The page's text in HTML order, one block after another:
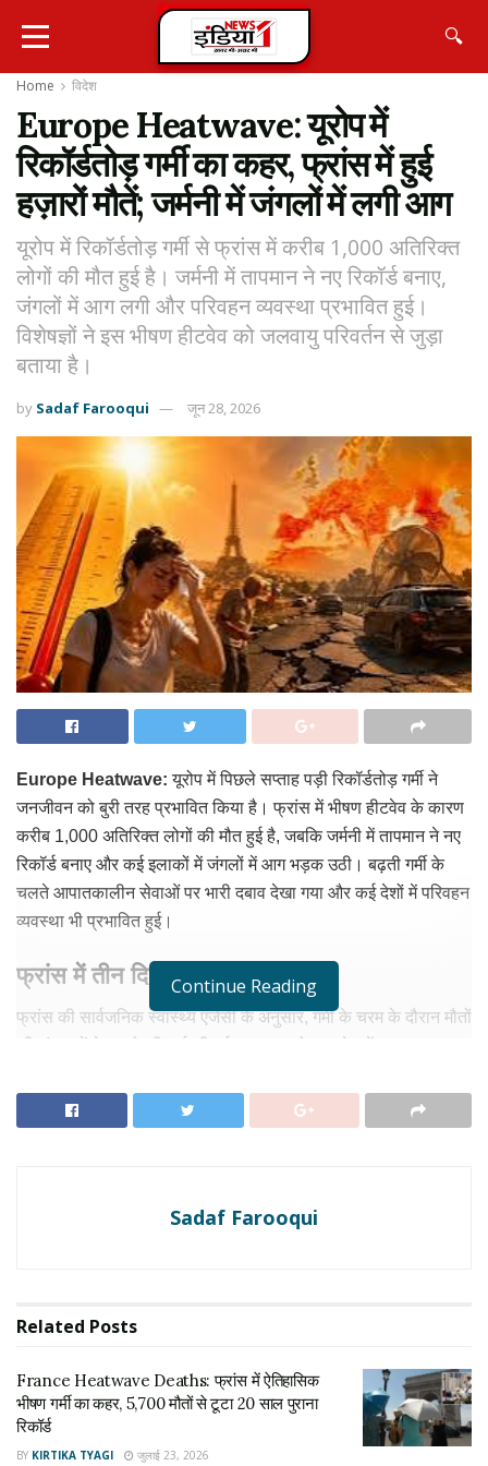
🔍
Home विदेश
Europe Heatwave: यूरोप में
रिकॉर्डतोड़ गर्मी का कहर, फ्रांस में हुई
हज़ारों मौतें; जर्मनी में जंगलों में लगी आग
यूरोप में रिकॉर्डतोड़ गर्मी से फ्रांस में करीब 1,000 अतिरिक्त
लोगों की मौत हुई है। जर्मनी में तापमान ने नए रिकॉर्ड बनाए,
जंगलों में आग लगी और परिवहन व्यवस्था प्रभावित हुई।
विशेषज्ञों ने इस भीषण हीटवेव को जलवायु परिवर्तन से जुड़ा
बताया है।
by Sadaf Farooqui जून 28, 2026
Europe Heatwave: यूरोप में पिछले सप्ताह पड़ी रिकॉर्डतोड़ गर्मी ने
जनजीवन को बुरी तरह प्रभावित किया है। फ्रांस में भीषण हीटवेव के कारण
करीब 1,000 अतिरिक्त लोगों की मौत हुई है, जबकि जर्मनी में तापमान ने नए
रिकॉर्ड बनाए और कई इलाकों में जंगलों में आग भड़क उठी। बढ़ती गर्मी के
चलते आपातकालीन सेवाओं पर भारी दबाव देखा गया और कई देशों में परिवहन
व्यवस्था भी प्रभावित हुई।
फ्रांस में तीन दिनों में बढ़ीं मौतें
फ्रांस की सार्वजनिक स्वास्थ्य एजेंसी के अनुसार, गर्मी के चरम के दौरान मौतों
मौत हुई। इसके बाद अगले दो दिनों में रोजाना 1,400 से ज्यादा मौतें दर्ज की
गईं। एजेंसी का अनुमान है कि इन तीन दिनों में सामान्य स्तर की तुलना में कम
कहर, रेल सेवा प्रभावित, सड़कें पिघली , परमाणु रिएक्टरों पर भी
पड़ा असर
Continue Reading
Sadaf Farooqui
Related Posts
France Heatwave Deaths: फ्रांस में ऐतिहासिक
भीषण गर्मी का कहर, 5,700 मौतों से टूटा 20 साल पुराना
रिकॉर्ड
BY KIRTIKA TYAGI जुलाई 23, 2026